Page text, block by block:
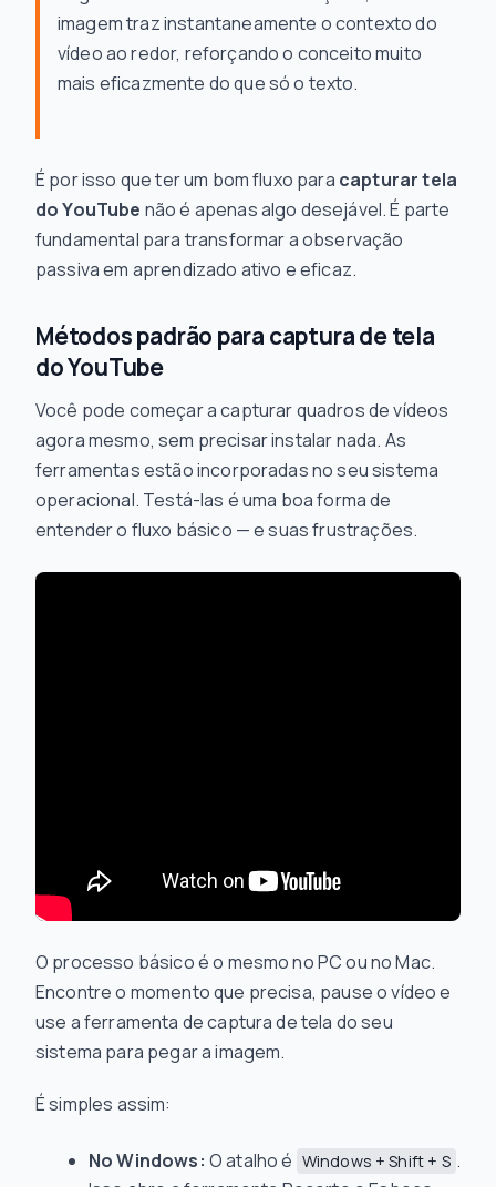
imagem traz instantaneamente o contexto do
vídeo ao redor, reforçando o conceito muito
mais eficazmente do que só o texto.
É por isso que ter um bom fluxo para capturar tela
do YouTube não é apenas algo desejável. É parte
fundamental para transformar a observação
passiva em aprendizado ativo e eficaz.
Métodos padrão para captura de tela
do YouTube
Você pode começar a capturar quadros de vídeos
agora mesmo, sem precisar instalar nada. As
ferramentas estão incorporadas no seu sistema
operacional. Testá-las é uma boa forma de
entender o fluxo básico — e suas frustrações.
O processo básico é o mesmo no PC ou no Mac.
Encontre o momento que precisa, pause o vídeo e
use a ferramenta de captura de tela do seu
sistema para pegar a imagem.
É simples assim:
No Windows: O atalho é Windows + Shift + S .